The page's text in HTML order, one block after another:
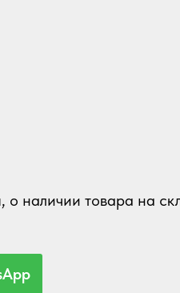
о наличии товара на